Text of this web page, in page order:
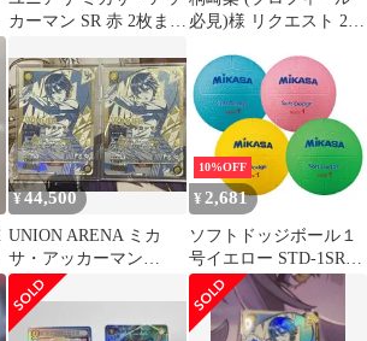
カーマン SR 赤 2枚まと
必見)様 リクエスト 2点
¥44,500
UNION ARENA ミカ
サ・アッカーマン
WINNER 2枚ユニオン
レア進撃
10%OFF
¥ 2,681
ソフトドッジボール１
号イエロー STD-1SR-
Y【ミカサ】